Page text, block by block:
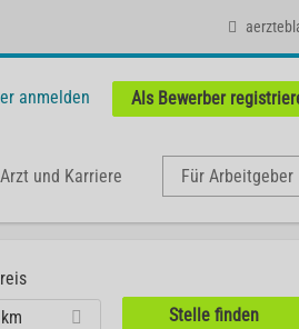
anmelden Als Bewerber
Arzt und Karriere Für Arbeitgeber